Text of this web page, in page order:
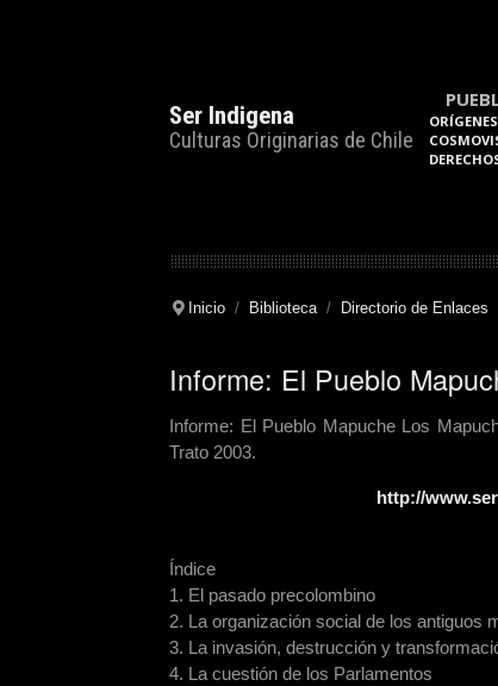
Ser Indigena
Culturas Originarias de Chile
ORÍGENES
Inicio Biblioteca Directorio de Enlaces
Informe: El Pueblo
Informe: El Pueblo Mapuche Los
Trato 2003.
http://
Índice
1. El pasado precolombino
2. La organización social de los antiguos
3. La invasión, destrucción y
4. La cuestión de los Parlamentos